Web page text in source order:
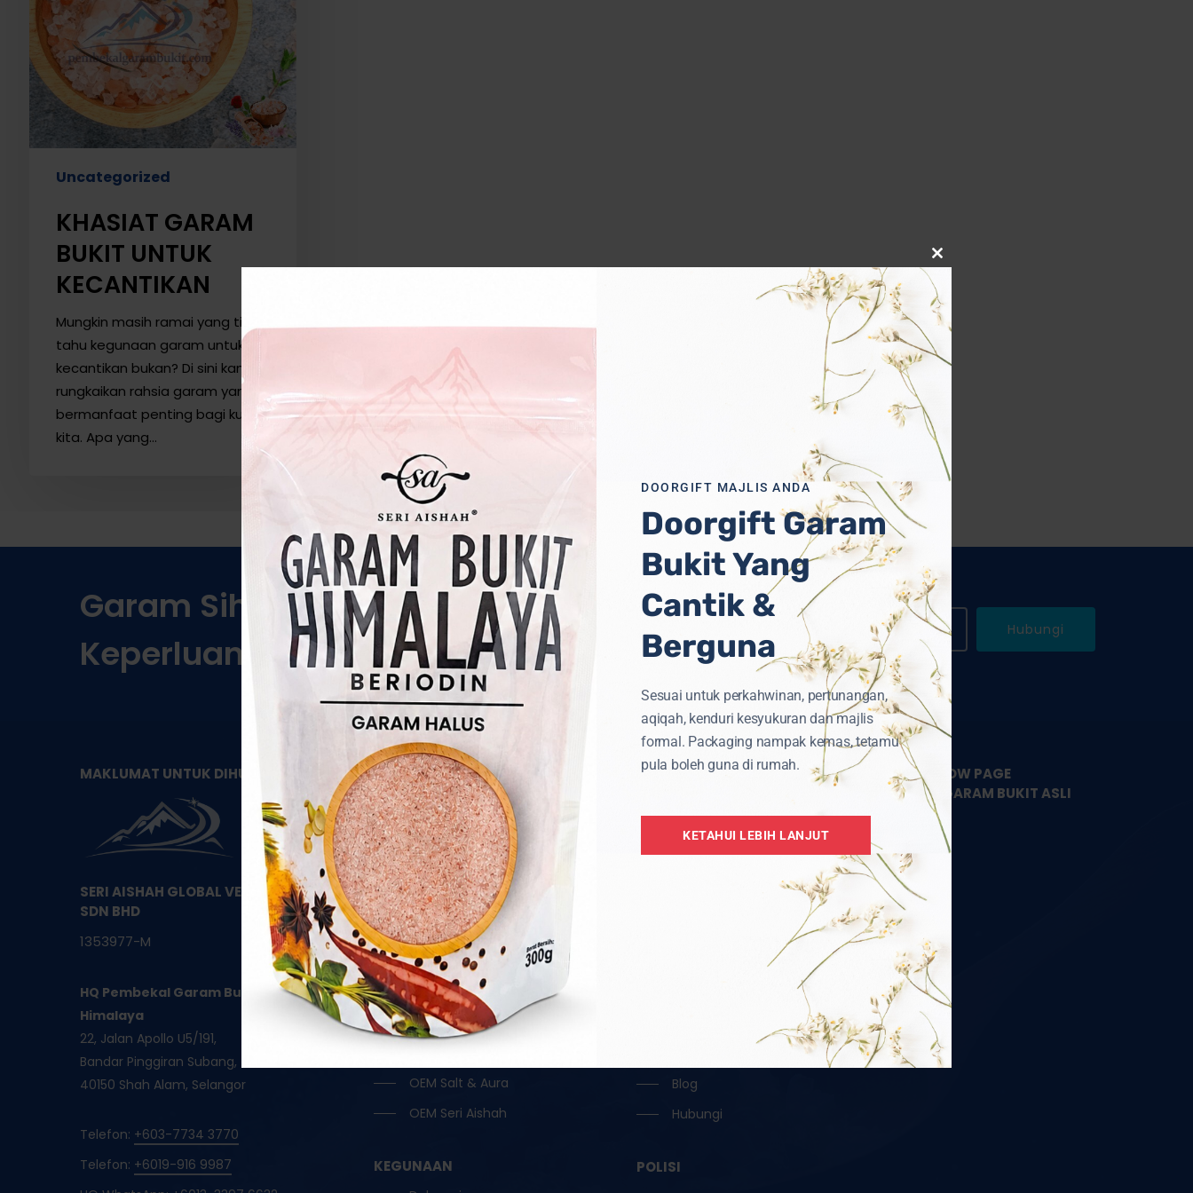
Uncategorized
KHASIAT GARAM
BUKIT UNTUK
KECANTIKAN
Mungkin masih ramai yang tidak
tahu kegunaan garam untuk
kecantikan bukan? Di sini kami
rungkaikan rahsia garam yang
bermanfaat penting bagi kulit
kita. Apa yang…
Garam Sihat Berkualiti UntukSemua
Keperluan!
WhatsApp Kami Hubungi
MAKLUMAT UNTUK DIHUBUNGI
SERI AISHAH GLOBAL VENTURES
SDN BHD
1353977-M
HQ Pembekal Garam Bukit Asli
Himalaya
22, Jalan Apollo U5/191,
Bandar Pinggiran Subang,
40150 Shah Alam, Selangor
Telefon: +603-7734 3770
Telefon: +6019-916 9987
KATEGORI PRODUK
Aksesori
Borong
Garam Hitam / Kristal
Garam Ketul / Jilatan
Garam Runcit
Garam Terapi
Lampu Garam
OEM Oil / Door Gift
OEM Salt & Aura
OEM Seri Aishah
KEGUNAAN
CAPAIAN PANTAS
Tentang
Blog
Hubungi
POLISI
LIKE & FOLLOW PAGE
PEMBEKAL GARAM BUKIT ASLI
HIMALAYA
Close
module
DOORGIFT MAJLIS ANDA
Doorgift Garam
Bukit Yang
Cantik &
Berguna
Sesuai untuk perkahwinan, pertunangan,
aqiqah, kenduri kesyukuran dan majlis
formal. Packaging nampak kemas, tetamu
pula boleh guna di rumah.
KETAHUI LEBIH LANJUT